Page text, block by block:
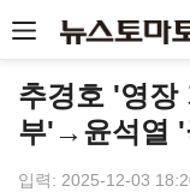
추경호 '영
부'→윤석열 '
입력: 2025-12-03